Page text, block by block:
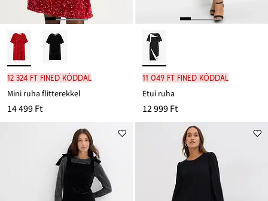
12 324 Ft FINED kóddal
Mini ruha flitterekkel
14 499 Ft
11 049 Ft FINED kóddal
Etui ruha
12 999 Ft